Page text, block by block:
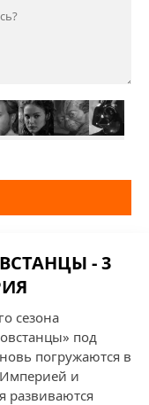
- 3
сезона
под
погружаются в
и
развиваются